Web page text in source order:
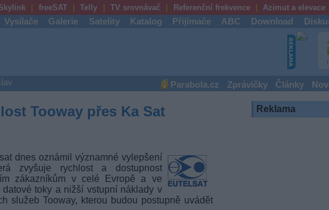
freeSAT Telly TV srovnávač Referenční frekvence Azimut a elevace
Vysílače Galerie Satelity Katalog Přijímače ABC Download
Parabola.cz Zprávičky Články
Tooway přes Ka Sat
dnes oznámil významné vylepšení
zvyšuje rychlost a dostupnost
zákazníkům v celé Evropě a ve
toky a nižší vstupní náklady v
služeb Tooway, kterou budou postupně uvádět
Reklama